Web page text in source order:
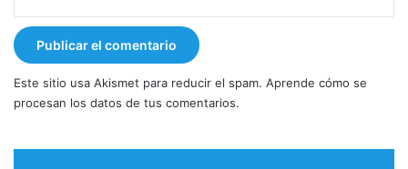
Este sitio usa Akismet para reducir el spam. Aprende cómo se
procesan los datos de tus comentarios.